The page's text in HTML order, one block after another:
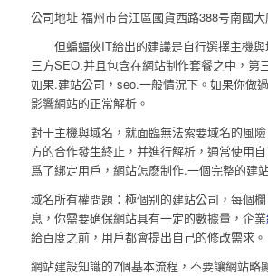
公司地址 福州市台江區國貨西路388号南國大
但蝙蝠俠IT給出的建議是自行選擇主機與
三方SEO.并且包含在網站制作套餐之中，第
如果.建站公司，seo.一般情況下。如果你做
影響網站的正常解析。
對于主機與域名，就面臨無法索要域名的風
方的合作發生終止，并進行解析，通常使用
爲了綁定用戶，網站怎麽制作.一個完整的建
域名所有權問題：極個别的建站公司，每個
息，你需要确保網站具有一定的數據量，企業
給百度之前，用戶都會提出自己的修改需求。
網站建設知識的7個基本流程，不要讓網站略